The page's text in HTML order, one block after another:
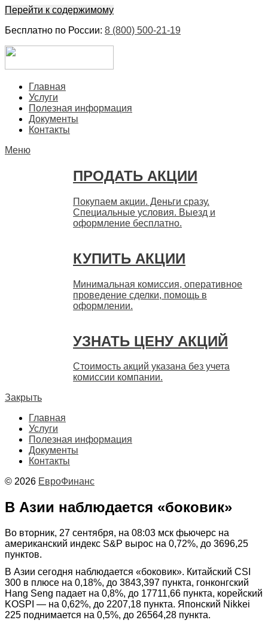
Перейти к содержимому
Бесплатно по России: 8 (800) 500-21-19
БыстроГлавная
Услуги
Полезная информация
Документы
Контакты
Меню
ПРОДАТЬ АКЦИИ
Покупаем акции. Деньги сразу.
Специальные условия. Выезд и
оформление бесплатно.
КУПИТЬ АКЦИИ
Минимальная комиссия, оперативное
проведение сделки, помощь в
оформлении.
УЗНАТЬ ЦЕНУ АКЦИЙ
Стоимость акций указана без учета
комиссии компании.
Закрыть
Главная
Услуги
Полезная информация
Документы
Контакты
© 2026 ЕвроФинанс
В Азии наблюдается «боковик»
Во вторник, 27 сентября, на 08:03 мск фьючерс на
американский индекс S&P вырос на 0,72%, до 3696,25
пунктов.
В Азии сегодня наблюдается «боковик». Китайский CSI
300 в плюсе на 0,18%, до 3843,397 пункта, гонконгский
Hang Seng падает на 0,8%, до 17711,66 пункта, корейский
KOSPI — на 0,62%, до 2207,18 пункта. Японский Nikkei
225 поднимается на 0,5%, до 26564,28 пункта.